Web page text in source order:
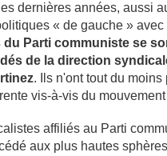
dernières années, aussi
« de gauche » avec
du Parti communiste se
de la direction
. Ils n'ont tout du
vis-à-vis du
affiliés au Parti
aux plus hautes